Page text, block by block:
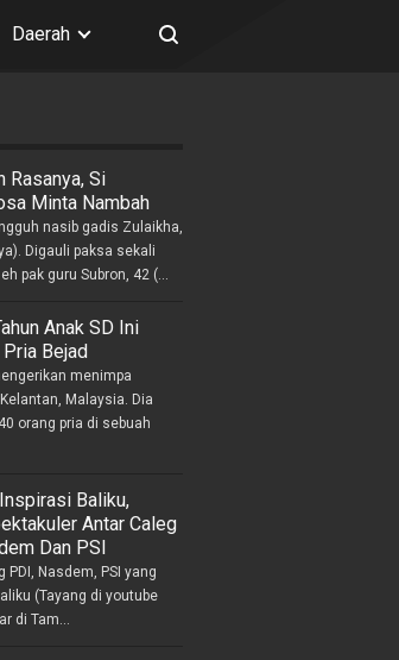
Daerah
Rasanya, Si
Minta Nambah
nasib gadis Zulaikha,
Digauli paksa sekali
pak guru Subron, 42 (...
Anak SD Ini
Bejad
menimpa
Malaysia. Dia
orang pria di sebuah
Baliku,
Antar Caleg
Dan PSI
PDI, Nasdem, PSI yang
(Tayang di youtube
di Tam...